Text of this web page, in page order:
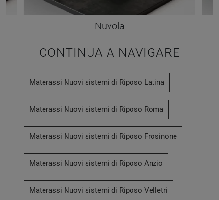
Nuvola
CONTINUA A NAVIGARE
Materassi Nuovi sistemi di Riposo Latina
Materassi Nuovi sistemi di Riposo Roma
Materassi Nuovi sistemi di Riposo Frosinone
Materassi Nuovi sistemi di Riposo Anzio
Materassi Nuovi sistemi di Riposo Velletri